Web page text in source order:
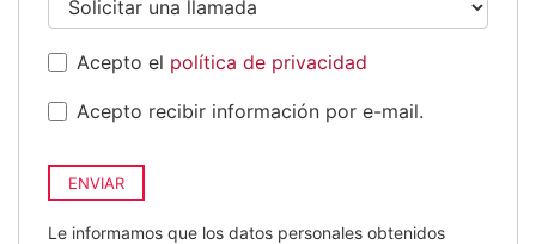
Acepto el política de privacidad
Acepto recibir información por e-mail.
ENVIAR
Le informamos que los datos personales obtenidos